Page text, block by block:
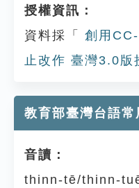
授權資訊：
資料採「
創用
止改作 臺灣3.0版
教育部臺灣台語常
音讀：
thinn-tē/thinn-